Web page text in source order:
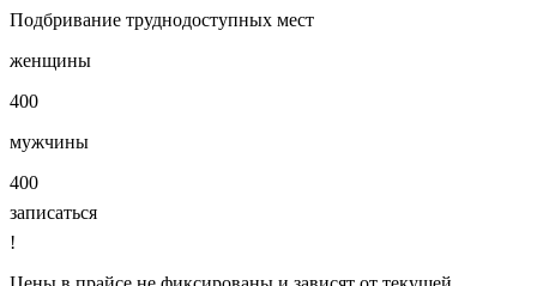
Подбривание труднодоступных мест
женщины
400
мужчины
400
записаться
!